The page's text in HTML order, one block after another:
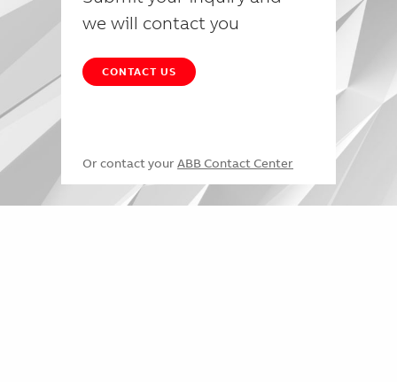
we will contact you
CONTACT US
Or contact your ABB Contact Center